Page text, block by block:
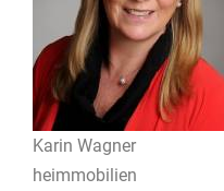
Karin Wagner
heimmobilien